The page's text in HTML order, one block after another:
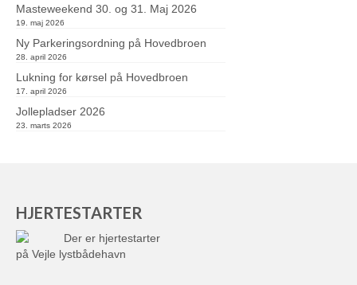
Masteweekend 30. og 31. Maj 2026
19. maj 2026
Ny Parkeringsordning på Hovedbroen
28. april 2026
Lukning for kørsel på Hovedbroen
17. april 2026
Jollepladser 2026
23. marts 2026
HJERTESTARTER
Der er hjertestarter
på Vejle lystbådehavn